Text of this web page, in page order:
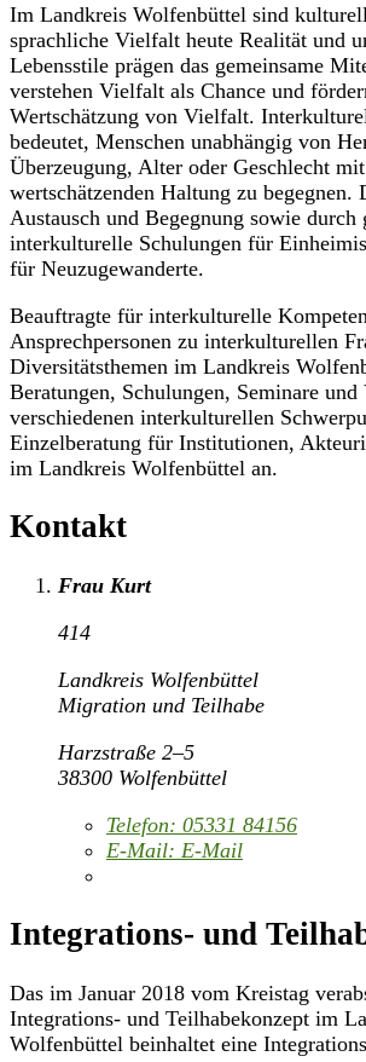
Im Landkreis Wolfenbüttel sind
sprachliche Vielfalt heute Realität und
Lebensstile prägen das gemeinsame
verstehen Vielfalt als Chance und
Wertschätzung von Vielfalt.
bedeutet, Menschen unabhängig von
Überzeugung, Alter oder Geschlecht
wertschätzenden Haltung zu begegnen.
Austausch und Begegnung sowie durch
interkulturelle Schulungen für
für Neuzugewanderte.
Beauftragte für interkulturelle
Ansprechpersonen zu interkulturellen
Diversitätsthemen im Landkreis
Beratungen, Schulungen, Seminare
verschiedenen interkulturellen
Einzelberatung für Institutionen,
im Landkreis Wolfenbüttel an.
Kontakt
Frau Kurt
414
Landkreis Wolfenbüttel
Migration und Teilhabe
Harzstraße 2–5
38300 Wolfenbüttel
Telefon: 05331 84156
E-Mail: E-Mail
Integrations- und
Das im Januar 2018 vom Kreistag
Integrations- und Teilhabekonzept im
Wolfenbüttel beinhaltet eine